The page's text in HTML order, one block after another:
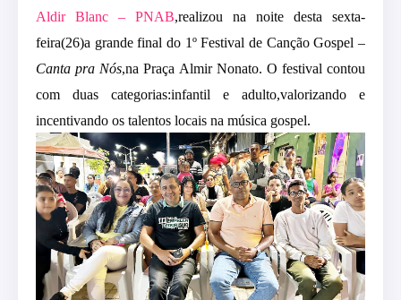
Aldir Blanc – PNAB,realizou na noite desta sexta-
feira(26)a grande final do 1º Festival de Canção Gospel –
Canta pra Nós,na Praça Almir Nonato. O festival contou
com duas categorias:infantil e adulto,valorizando e
incentivando os talentos locais na música gospel.